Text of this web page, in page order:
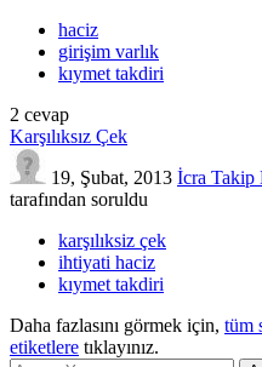
haciz
girişim varlık
kıymet takdiri
2 cevap
Karşılıksız Çek
19, Şubat, 2013 İcra Takip
tarafından soruldu
karşılıksiz çek
ihtiyati haciz
kıymet takdiri
Daha fazlasını görmek için, tüm
etiketlere tıklayınız.